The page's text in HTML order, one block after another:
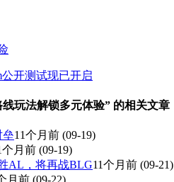
开测试现已开启
玩法解锁多元体验” 的相关文章
垒11个月前 (09-19)
个月前 (09-19)
AL，将再战BLG11个月前 (09-21)